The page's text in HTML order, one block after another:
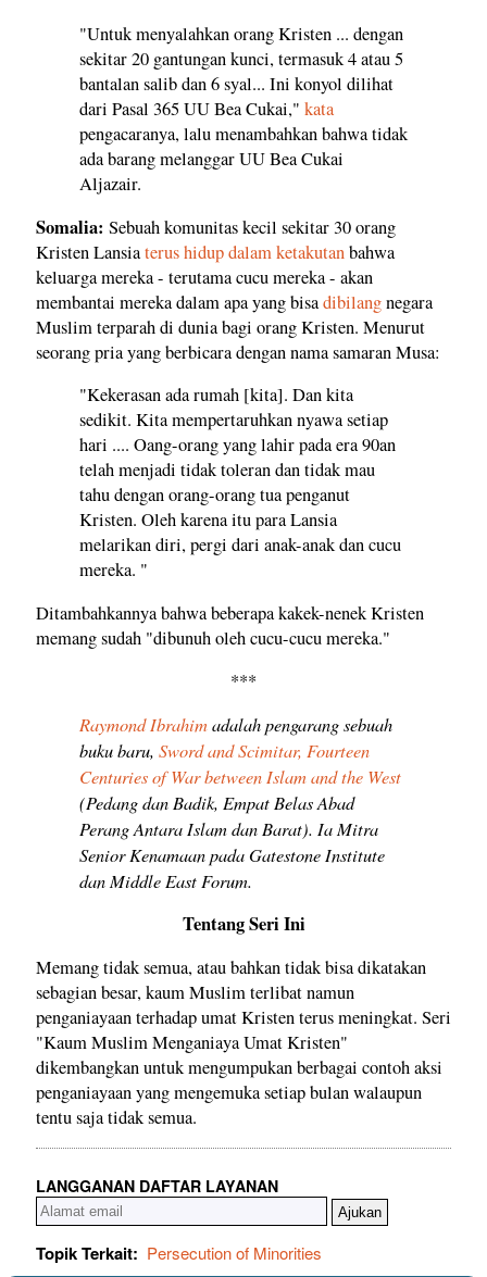
"Untuk menyalahkan orang Kristen ... dengan
sekitar 20 gantungan kunci, termasuk 4 atau 5
bantalan salib dan 6 syal... Ini konyol dilihat
dari Pasal 365 UU Bea Cukai," kata
pengacaranya, lalu menambahkan bahwa tidak
ada barang melanggar UU Bea Cukai
Aljazair.
Somalia: Sebuah komunitas kecil sekitar 30 orang
Kristen Lansiaterus hidup dalam ketakutanbahwa
keluarga mereka - terutama cucu mereka - akan
membantai mereka dalam apa yang bisadibilangnegara
Muslim terparah di dunia bagi orang Kristen. Menurut
seorang pria yang berbicara dengan nama samaran Musa:
"Kekerasan ada rumah [kita]. Dan kita
sedikit. Kita mempertaruhkan nyawa setiap
hari .... Oang-orang yang lahir pada era 90an
telah menjadi tidak toleran dan tidak mau
tahu dengan orang-orang tua penganut
Kristen. Oleh karena itu para Lansia
melarikan diri, pergi dari anak-anak dan cucu
mereka. "
Ditambahkannya bahwa beberapa kakek-nenek Kristen
memang sudah "dibunuh oleh cucu-cucu mereka."
***
Raymond Ibrahimadalah pengarang sebuah
buku baru, Sword and Scimitar, Fourteen
Centuries of War between Islam and the West
(Pedang dan Badik, Empat Belas Abad
Perang Antara Islam dan Barat). Ia Mitra
Senior Kenamaan pada Gatestone Institute
dan Middle East Forum.
Tentang Seri Ini
Memang tidak semua, atau bahkan tidak bisa dikatakan
sebagian besar, kaum Muslim terlibat namun
penganiayaan terhadap umat Kristen terus meningkat. Seri
"Kaum Muslim Menganiaya Umat Kristen"
dikembangkan untuk mengumpukan berbagai contoh aksi
penganiayaan yang mengemuka setiap bulan walaupun
tentu saja tidak semua.
LANGGANAN DAFTAR LAYANAN
Topik Terkait: Persecution of Minorities